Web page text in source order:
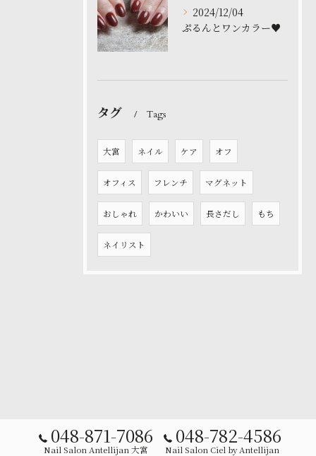
2024/12/04
ぷるんとワンカラー♥️
タグ Tags
大宮 ネイル ケア オフ
オフィス フレンチ マグネット
おしゃれ かわいい 長さだし もち
ネイリスト
048-871-7086
Nail Salon Antellijan 大宮
048-782-4586
Nail Salon Ciel by Antellijan